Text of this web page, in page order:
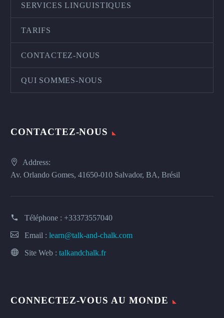
SERVICES LINGUISTIQUES
TARIFS
CONTACTEZ-NOUS
QUI SOMMES-NOUS
CONTACTEZ-NOUS
Address:
Av. Orlando Gomes, 41650-010 Salvador, BA, Brésil
Téléphone : +33373557040
Email : learn@talk-and-chalk.com
Site Web : talkandchalk.fr
CONNECTEZ-VOUS AU MONDE